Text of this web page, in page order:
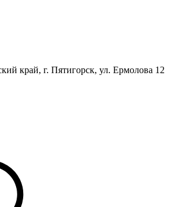
край, г. Пятигорск, ул. Ермолова 12